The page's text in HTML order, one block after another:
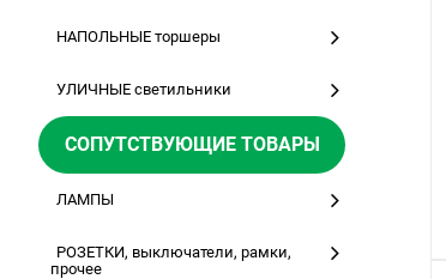
НАПОЛЬНЫЕ торшеры
УЛИЧНЫЕ светильники
СОПУТСТВУЮЩИЕ ТОВАРЫ
ЛАМПЫ
РОЗЕТКИ, выключатели, рамки,
прочее